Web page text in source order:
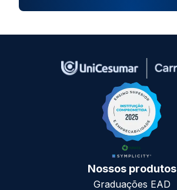
Nossos produtos
Graduações EAD